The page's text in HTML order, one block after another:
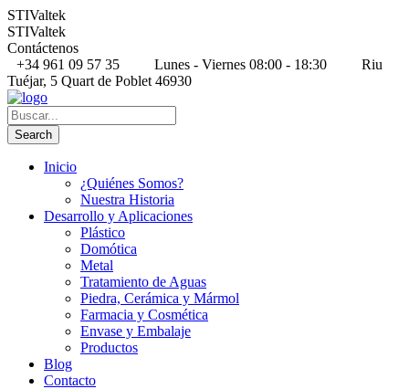
STIValtek
STIValtek
Contáctenos
+34 961 09 57 35
Lunes - Viernes 08:00 - 18:30
Riu
Tuéjar, 5 Quart de Poblet 46930
Inicio
¿Quiénes Somos?
Nuestra Historia
Desarrollo y Aplicaciones
Plástico
Domótica
Metal
Tratamiento de Aguas
Piedra, Cerámica y Mármol
Farmacia y Cosmética
Envase y Embalaje
Productos
Blog
Contacto